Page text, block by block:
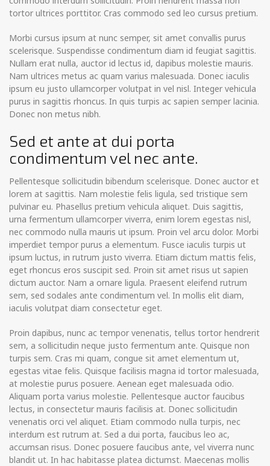
tortor ultrices porttitor. Cras commodo sed leo cursus pretium.
Morbi cursus ipsum at nunc semper, sit amet convallis purus
scelerisque. Suspendisse condimentum diam id feugiat sagittis.
Nullam erat nulla, auctor id lectus id, dapibus molestie mauris.
Nam ultrices metus ac quam varius malesuada. Donec iaculis
ipsum eu justo ullamcorper volutpat in vel nisl. Integer vehicula
purus in sagittis rhoncus. In quis turpis ac sapien semper lacinia.
Donec non metus nibh.
Sed et ante at dui porta
condimentum vel nec ante.
Pellentesque sollicitudin bibendum scelerisque. Donec auctor et
lorem at sagittis. Nam molestie felis ligula, sed tristique sem
pulvinar eu. Phasellus pretium vehicula aliquet. Duis sagittis,
urna fermentum ullamcorper viverra, enim lorem egestas nisl,
nec commodo nulla mauris ut ipsum. Proin vel arcu dolor. Morbi
imperdiet tempor purus a elementum. Fusce iaculis turpis ut
ipsum luctus, in rutrum justo viverra. Etiam dictum mattis felis,
eget rhoncus eros suscipit sed. Proin sit amet risus ut sapien
dictum auctor. Nam a ornare ligula. Praesent eleifend rutrum
sem, sed sodales ante condimentum vel. In mollis elit diam,
iaculis volutpat diam consectetur eget.
Proin dapibus, nunc ac tempor venenatis, tellus tortor hendrerit
sem, a sollicitudin neque justo fermentum ante. Quisque non
turpis sem. Cras mi quam, congue sit amet elementum ut,
egestas vitae felis. Quisque facilisis magna id tortor malesuada,
at molestie purus posuere. Aenean eget malesuada odio.
Aliquam porta varius molestie. Pellentesque auctor faucibus
lectus, in consectetur mauris facilisis at. Donec sollicitudin
venenatis orci vel aliquet. Etiam commodo nulla turpis, nec
interdum est rutrum at. Sed a dui porta, faucibus leo ac,
accumsan risus. Donec posuere faucibus ante, vel viverra nunc
blandit ut. In hac habitasse platea dictumst. Maecenas mollis